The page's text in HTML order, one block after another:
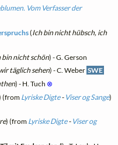
Vom Verfasser der
(Ich bin nicht hübsch, ich
bin nicht schön) - G. Gerson
täglich sehen) - C. Weber SWE
) - H. Tuch ⊗
(fromLyriske Digte- Viser og Sange)
) (from Lyriske Digte- Viser og